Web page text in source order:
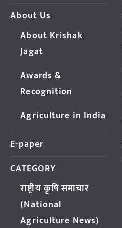
About Us
About Krishak
Jagat
Awards &
Recognition
Agriculture in India
E-paper
CATEGORY
राष्ट्रीय कृषि समाचार
(National
Agriculture News)